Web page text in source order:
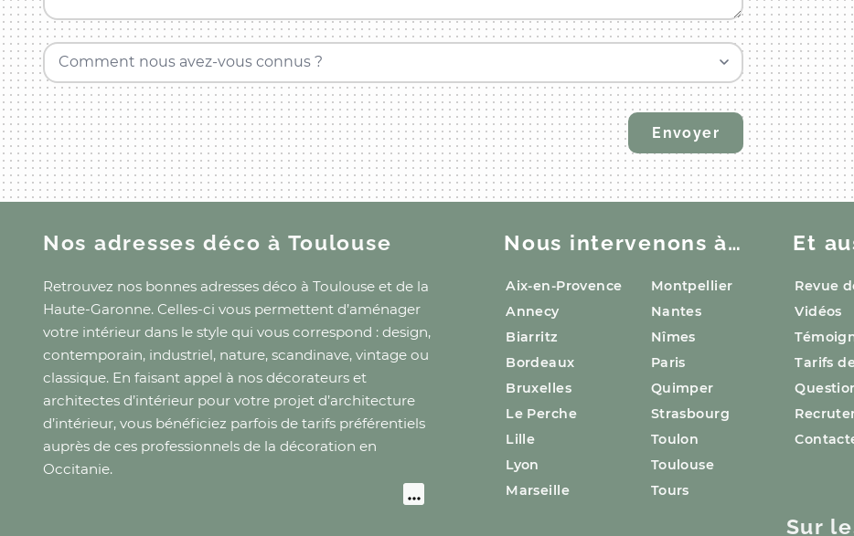
Comment nous avez-vous connus ?
Nos adresses décoà Toulouse
Retrouvez nos bonnes adresses déco à Toulouse et de la
Haute-Garonne. Celles-ci vous permettent d’aménager
votre intérieur dans le style qui vous correspond : design,
contemporain, industriel, nature, scandinave, vintage ou
classique. En faisant appel à nos décorateurs et
architectes d’intérieur pour votre projet d’architecture
d’intérieur, vous bénéficiez parfois de tarifs préférentiels
auprès de ces professionnels de la décoration en
Occitanie.
Nous intervenons à…
Aix-en-Provence
Annecy
Biarritz
Bordeaux
Bruxelles
Le Perche
Lille
Lyon
Marseille
Montpellier
Nantes
Nîmes
Paris
Quimper
Strasbourg
Toulon
Toulouse
Tours
Et
Revue
Vidéos
Tarifs
Sur